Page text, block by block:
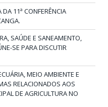
11ª CONFERÊNCIA
SAÚDE E SANEAMENTO,
SE PARA DISCUTIR
MEIO AMBIENTE E
RELACIONADOS AOS
DE AGRICULTURA NO